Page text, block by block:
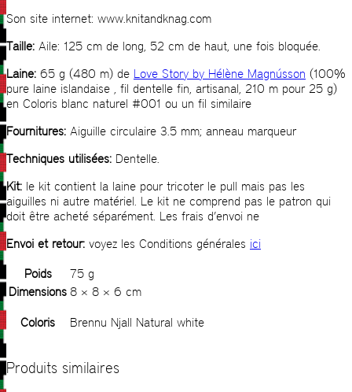
Son site internet: www.knitandknag.com
Taille: Aile: 125 cm de long, 52 cm de haut, une fois bloquée.
Laine: 65 g (480 m) de Love Story by Hélène Magnússon (100%
pure laine islandaise , fil dentelle fin, artisanal, 210 m pour 25 g)
en Coloris blanc naturel #001 ou un fil similaire
Fournitures: Aiguille circulaire 3.5 mm; anneau marqueur
Techniques utilisées: Dentelle.
Kit: le kit contient la laine pour tricoter le pull mais pas les
aiguilles ni autre matériel. Le kit ne comprend pas le patron qui
doit être acheté séparément. Les frais d’envoi ne
Envoi et retour: voyez les Conditions générales ici
Poids
75 g
Dimensions 8 × 8 × 6 cm
Coloris Brennu Njall Natural white
Produits similaires